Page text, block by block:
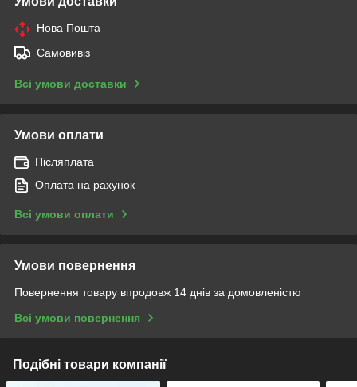
Нова Пошта
Самовивіз
Всі умови доставки
Умови оплати
Післяплата
Оплата на рахунок
Всі умови оплати
Умови повернення
Повернення товару впродовж 14 днів за домовленістю
Всі умови повернення
Подібні товари компанії